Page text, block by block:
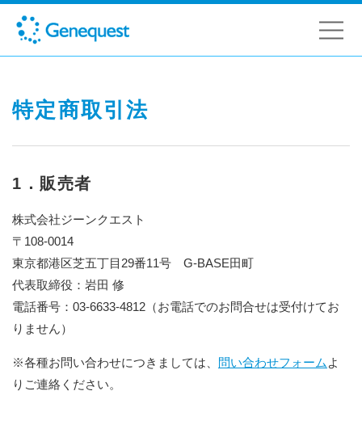
特定商取引法
1．販売者
株式会社ジーンクエスト
〒108-0014
東京都港区芝五丁目29番11号 G-BASE田町
代表取締役：岩田 修
電話番号：03-6633-4812（お電話でのお問合せは受付けてお
りません）
※各種お問い合わせにつきましては、 問い合わせフォーム よ
りご連絡ください。